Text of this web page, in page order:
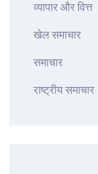
व्यापार और वित्त
खेल समाचार
समाचार
राष्ट्रीय समाचार